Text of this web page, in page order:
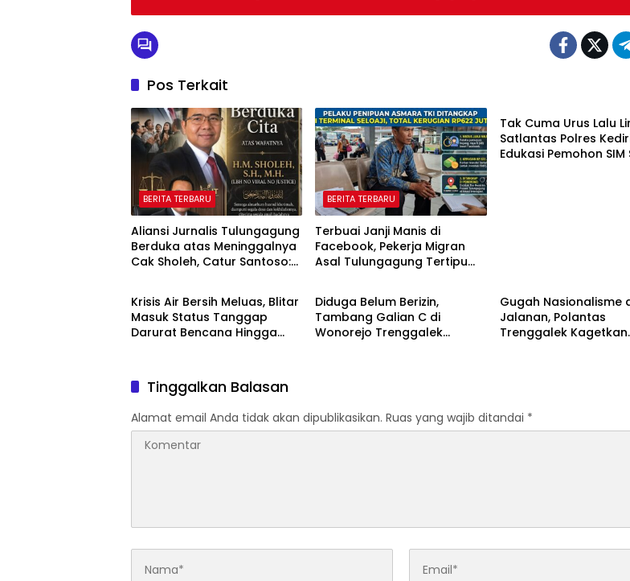
Pos Terkait
BERITA TERBARU
Aliansi Jurnalis Tulungagung
Berduka atas Meninggalnya
Cak Sholeh, Catur Santoso:
BERITA TERBARU
Terbuai Janji Manis di
Facebook, Pekerja Migran
Asal Tulungagung Tertipu
Tak Cuma Urus Lalu
Satlantas Polres
Edukasi Pemohon SIM
BERITA TERBARU
Krisis Air Bersih Meluas, Blitar
Masuk Status Tanggap
Darurat Bencana Hingga
BERITA TERBARU
Diduga Belum Berizin,
Tambang Galian C di
Wonorejo Trenggalek
Gugah Nasionalisme
Jalanan, Polantas
Trenggalek Kagetkan
Tinggalkan Balasan
Alamat email Anda tidak akan dipublikasikan. Ruas yang wajib ditandai *